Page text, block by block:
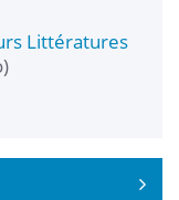
Littératures